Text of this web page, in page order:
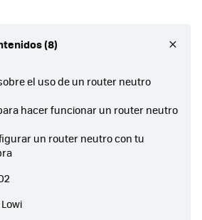
(8)
el uso de un router neutro
hacer funcionar un router neutro
un router neutro con tu